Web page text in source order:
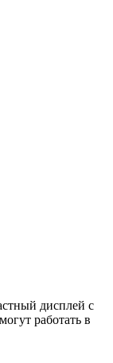
дисплей с
работать в